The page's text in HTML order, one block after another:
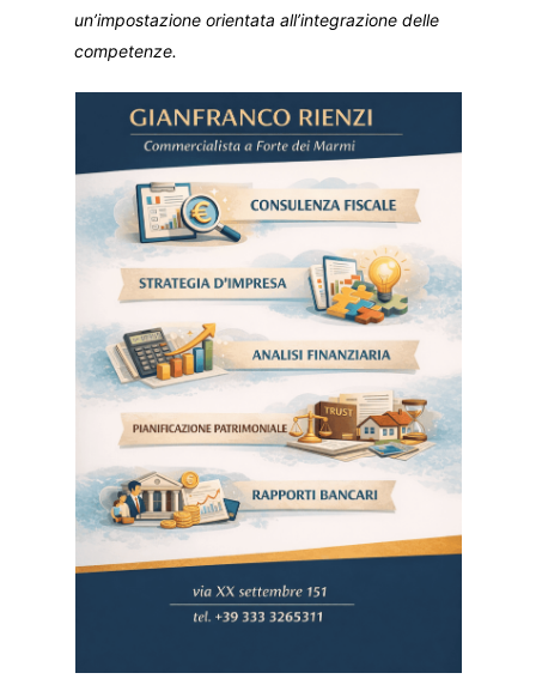
un’impostazione orientata all’integrazione delle
competenze.